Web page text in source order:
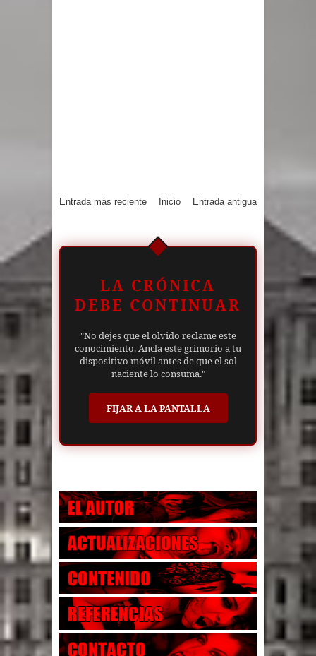
Entrada más reciente Entrada antigua
Inicio
LA CRÓNICA
DEBE CONTINUAR
"No dejes que el olvido reclame este
conocimiento. Ancla este grimorio a tu
dispositivo móvil antes de que el sol
naciente lo consuma."
FIJAR A LA PANTALLA